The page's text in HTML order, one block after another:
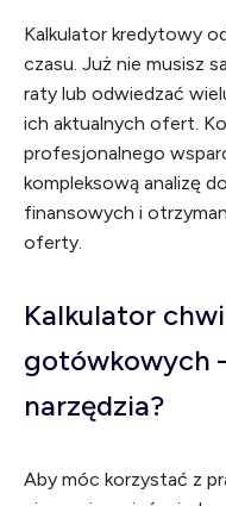
Kalkulator kredytowy
czasu. Już nie musisz
raty lub odwiedzać
ich aktualnych ofert.
profesjonalnego
kompleksową analizę
finansowych i
oferty.
Kalkulator
gotówkowych
narzędzia?
Aby móc korzystać z